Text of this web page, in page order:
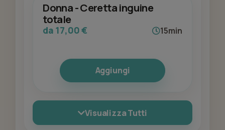
Donna - Ceretta inguine
totale
da 17,00 € 15min
Aggiungi
Visualizza Tutti